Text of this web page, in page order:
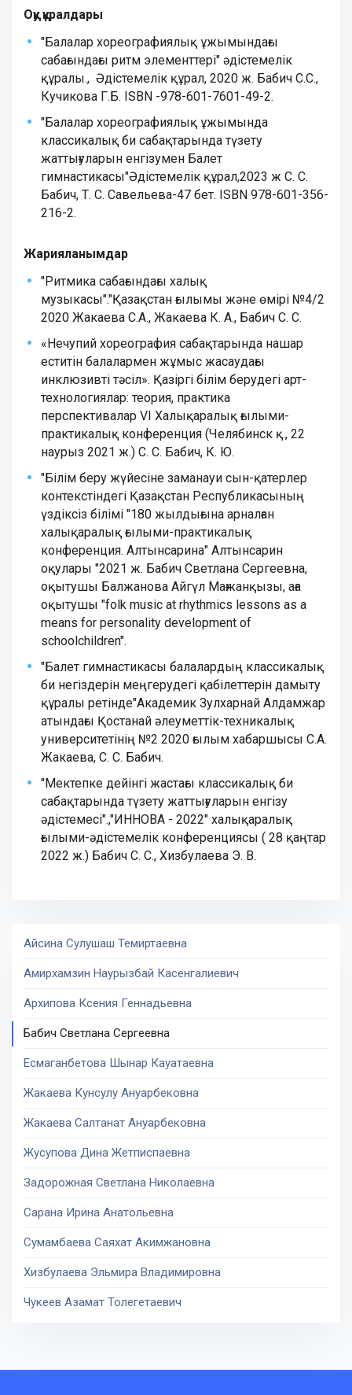
Оқу құралдары
"Балалар хореографиялық ұжымындағы
сабағындағы ритм элементтері" әдістемелік
құралы., Әдістемелік құрал, 2020 ж. Бабич С.С.,
Кучикова Г.Б. ISBN -978-601-7601-49-2.
"Балалар хореографиялық ұжымында
классикалық би сабақтарында түзету
жаттығуларын енгізумен Балет
гимнастикасы"Әдістемелік құрал,2023 ж С. С.
Бабич, Т. C. Савельева-47 бет. ISBN 978-601-356-
216-2.
Жарияланымдар
"Ритмика сабағындағы халық
музыкасы"."Қазақстан ғылымы және өмірі №4/2
2020 Жакаева С.А., Жакаева К. А., Бабич С. С.
«Нечупий хореография сабақтарында нашар
еститін балалармен жұмыс жасаудағы
инклюзивті тәсіл». Қазіргі білім берудегі арт-
технологиялар: теория, практика
перспективалар VI Халықаралық ғылыми-
практикалық конференция (Челябинск қ., 22
наурыз 2021 ж.) С. С. Бабич, К. Ю.
"Білім беру жүйесіне заманауи сын-қатерлер
контекстіндегі Қазақстан Республикасының
үздіксіз білімі "180 жылдығына арналған
халықаралық ғылыми-практикалық
конференция. Алтынсарина" Алтынсарин
оқулары "2021 ж. Бабич Светлана Сергеевна,
оқытушы Балжанова Айгүл Мағжанқызы, аға
оқытушы "folk music at rhythmics lessons as a
means for personality development of
schoolchildren".
"Балет гимнастикасы балалардың классикалық
би негіздерін меңгерудегі қабілеттерін дамыту
құралы ретінде"Академик Зулхарнай Алдамжар
атындағы Қостанай әлеуметтік-техникалық
университетінің №2 2020 ғылым хабаршысы С.А.
Жакаева, С. С. Бабич.
"Мектепке дейінгі жастағы классикалық би
сабақтарында түзету жаттығуларын енгізу
әдістемесі".,"ИННОВА - 2022" халықаралық
ғылыми-әдістемелік конференциясы ( 28 қаңтар
2022 ж.) Бабич С. С., Хизбулаева Э. В.
Айсина Сулушаш Темиртаевна
Амирхамзин Наурызбай Касенгалиевич
Архипова Ксения Геннадьевна
Бабич Светлана Сергеевна
Есмаганбетова Шынар Кауатаевна
Жакаева Кунсулу Ануарбековна
Жакаева Салтанат Ануарбековна
Жусупова Дина Жетписпаевна
Задорожная Светлана Николаевна
Сарана Ирина Анатольевна
Сумамбаева Саяхат Акимжановна
Хизбулаева Эльмира Владимировна
Чукеев Азамат Толегетаевич